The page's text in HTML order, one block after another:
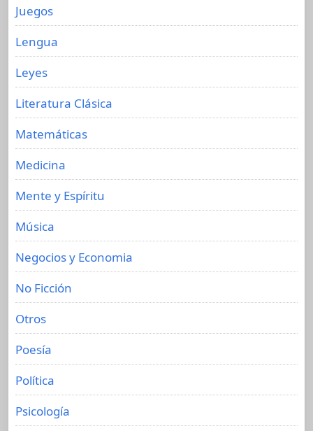
Juegos
Lengua
Leyes
Literatura Clásica
Matemáticas
Medicina
Mente y Espíritu
Música
Negocios y Economia
No Ficción
Otros
Poesía
Política
Psicología